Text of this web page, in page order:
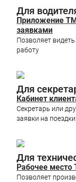
Для
Приложение
заявками
Позволяет
работу
Для
Кабинет
Секретарь или
заявки на поездки
Для
Рабочее место
Позволяет